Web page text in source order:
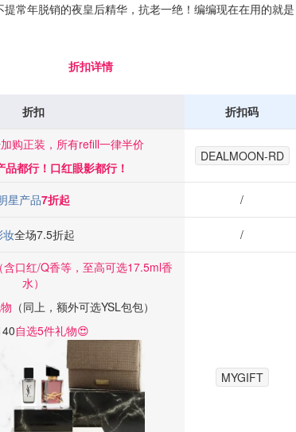
常年脱销的夜皇后精华，抗老一绝！编编现在在用的就是
折扣详情
折扣 折扣码
加购正装，所有refill一律半价
品都行！口红眼影都行！
DEALMOON-RD
星产品7折起 /
妆全场7.5折起 /
含口红/Q香等，至高可选17.5ml香
水）
（同上，额外可选YSL包包）
自选5件礼物😍
MYGIFT